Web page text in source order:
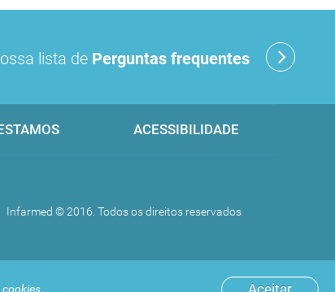
Aceitar
cookies.
lista de Perguntas frequentes
ACESSIBILIDADE
Infarmed © 2016. Todos os direitos reservados